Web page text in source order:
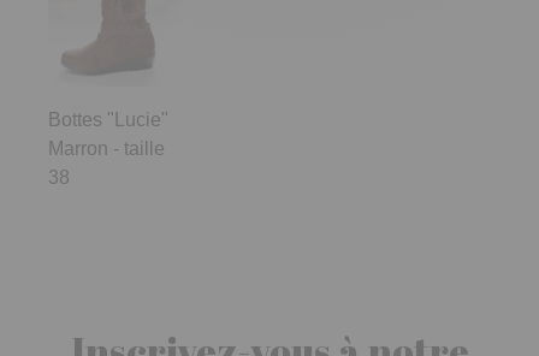
Bottes "Lucie"
Marron - taille
38